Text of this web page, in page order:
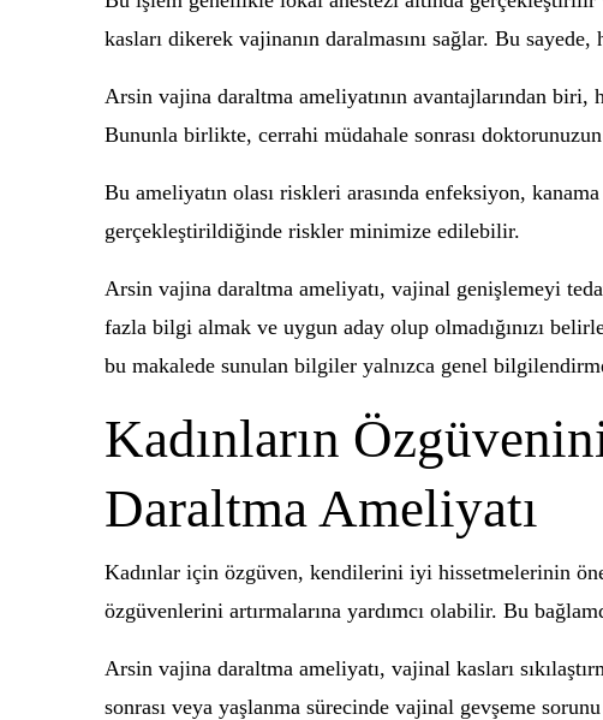
kasları dikerek vajinanın daralmasını sağlar. Bu
Arsin vajina daraltma ameliyatının avantajlarından
Bununla birlikte, cerrahi müdahale sonrası
Bu ameliyatın olası riskleri arasında enfeksiyon,
gerçekleştirildiğinde riskler minimize edilebilir.
Arsin vajina daraltma ameliyatı, vajinal genişlemeyi
fazla bilgi almak ve uygun aday olup olmadığınızı
bu makalede sunulan bilgiler yalnızca genel
Kadınların
Daraltma Ameliyatı
Kadınlar için özgüven, kendilerini iyi hissetmelerinin
özgüvenlerini artırmalarına yardımcı olabilir. Bu
Arsin vajina daraltma ameliyatı, vajinal kasları
sonrası veya yaşlanma sürecinde vajinal gevşeme